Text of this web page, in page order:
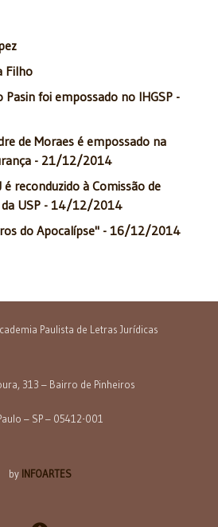
Filho
Pasin foi empossado no IHGSP -
de Moraes é empossado na
- 21/12/2014
é reconduzido à Comissão de
USP - 14/12/2014
do Apocalípse" - 16/12/2014
Paulista de Letras Jurídicas
313 – Bairro de Pinheiros
– SP – 05412-001
by INFOARTES